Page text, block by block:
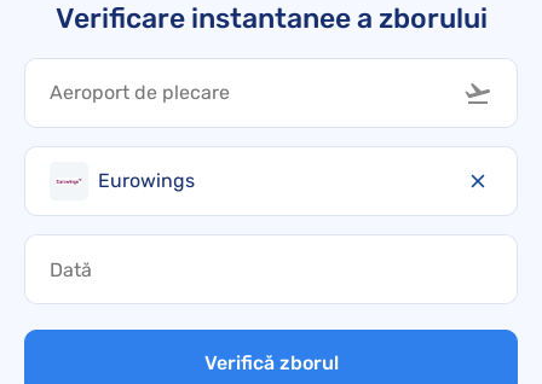
Verificare instantanee a zborului
Eurowings
Verifică zborul